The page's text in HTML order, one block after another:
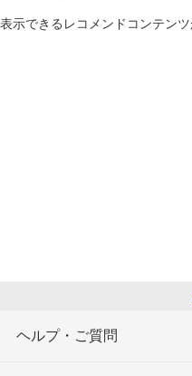
表示できるレコメンドコンテン
ヘルプ・ご質問